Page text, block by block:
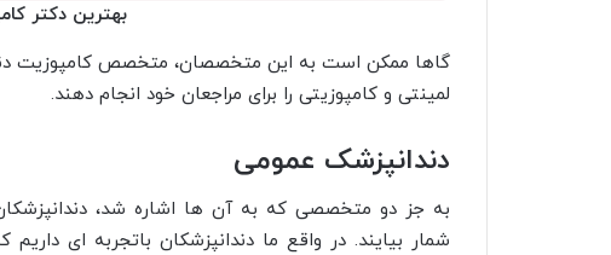
بهترین دکتر
گاها ممکن است به این متخصصان، متخصص کامپوزیت
لمینتی و کامپوزیتی را برای مراجعان خود انجام دهند.
دندانپزشک عمومی
به جز دو متخصصی که به آن ها اشاره شد،
شمار بیایند. در واقع ما دندانپزشکان باتجربه ای